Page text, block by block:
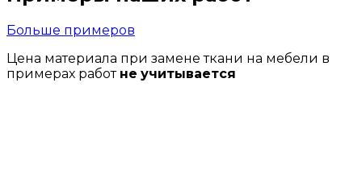
Больше примеров
Цена материала при замене ткани на мебели в
примерах работне учитывается